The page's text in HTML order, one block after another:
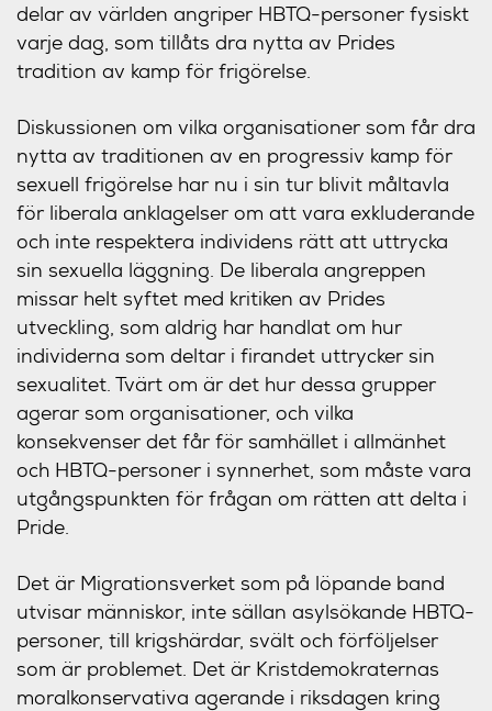
delar av världen angriper HBTQ-personer fysiskt
varje dag, som tillåts dra nytta av Prides
tradition av kamp för frigörelse.
Diskussionen om vilka organisationer som får dra
nytta av traditionen av en progressiv kamp för
sexuell frigörelse har nu i sin tur blivit måltavla
för liberala anklagelser om att vara exkluderande
och inte respektera individens rätt att uttrycka
sin sexuella läggning. De liberala angreppen
missar helt syftet med kritiken av Prides
utveckling, som aldrig har handlat om hur
individerna som deltar i firandet uttrycker sin
sexualitet. Tvärt om är det hur dessa grupper
agerar som organisationer, och vilka
konsekvenser det får för samhället i allmänhet
och HBTQ-personer i synnerhet, som måste vara
utgångspunkten för frågan om rätten att delta i
Pride.
Det är Migrationsverket som på löpande band
utvisar människor, inte sällan asylsökande HBTQ-
personer, till krigshärdar, svält och förföljelser
som är problemet. Det är Kristdemokraternas
moralkonservativa agerande i riksdagen kring